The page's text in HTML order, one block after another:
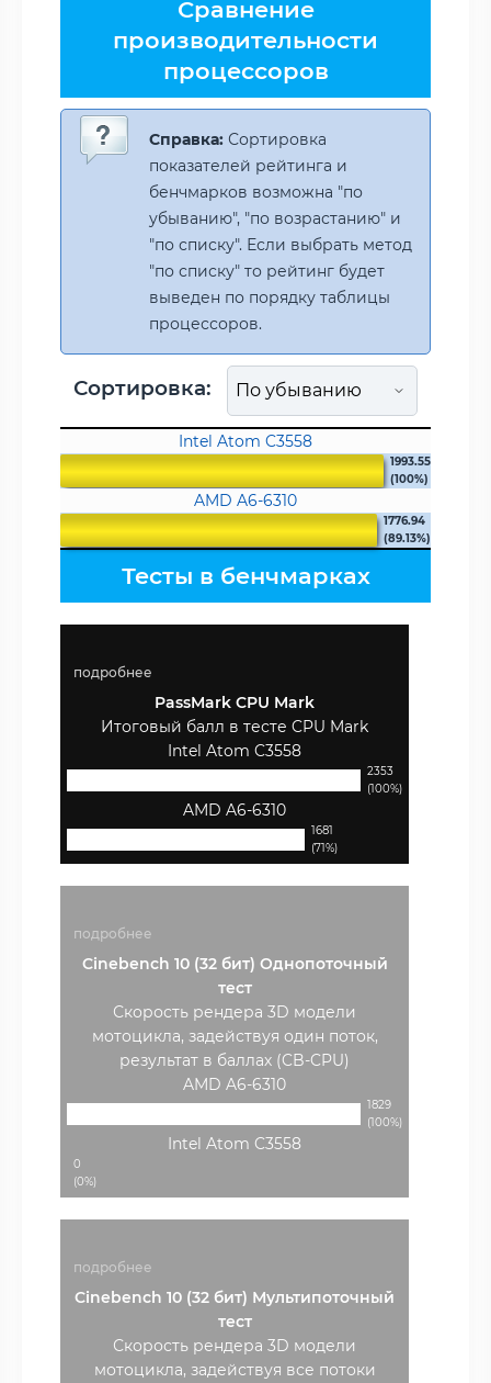
Сравнение
производительности
процессоров
Справка: Сортировка
показателей рейтинга и
бенчмарков возможна "по
убыванию", "по возрастанию" и
"по списку". Если выбрать метод
"по списку" то рейтинг будет
выведен по порядку таблицы
процессоров.
Сортировка:
Intel Atom C3558
1993.55
(100%)
AMD A6-6310
1776.94
(89.13%)
Тесты в бенчмарках
подробнее
PassMark CPU Mark
Итоговый балл в тесте CPU Mark
Intel Atom C3558
2353
(100%)
AMD A6-6310
1681
(71%)
подробнее
Cinebench 10 (32 бит) Однопоточный
тест
Скорость рендера 3D модели
мотоцикла, задействуя один поток,
результат в баллах (CB-CPU)
AMD A6-6310
1829
(100%)
Intel Atom C3558
0
(0%)
подробнее
Cinebench 10 (32 бит) Мультипоточный
тест
Скорость рендера 3D модели
мотоцикла, задействуя все потоки